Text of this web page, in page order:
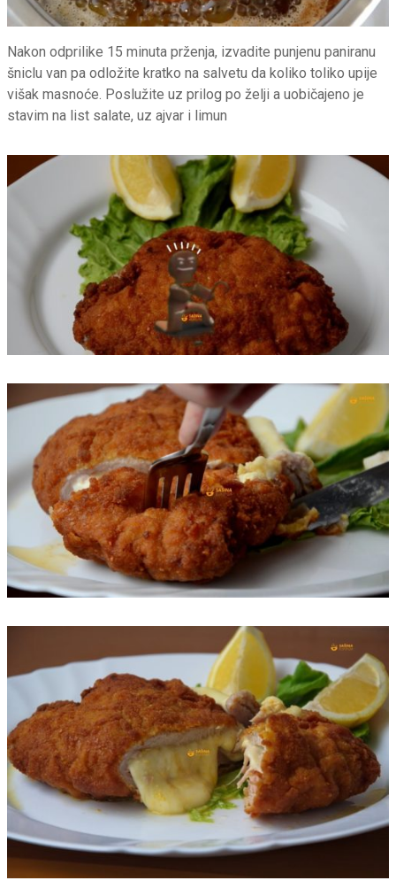
Nakon odprilike 15 minuta prženja, izvadite punjenu paniranu
šniclu van pa odložite kratko na salvetu da koliko toliko upije
višak masnoće. Poslužite uz prilog po želji a uobičajeno je
stavim na list salate, uz ajvar i limun